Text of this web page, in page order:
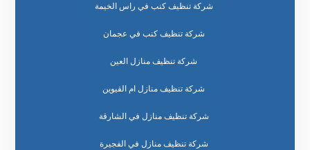
شركة تنظيف كنب في راس الخيمة
شركة تنظيف كنب في عجمان
شركة تنظيف منازل العين
شركة تنظيف منازل ام القيوين
شركة تنظيف منازل في الشارقة
شركة تنظيف منازل في الفجيرة